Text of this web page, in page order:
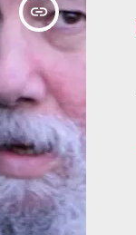
insert_link